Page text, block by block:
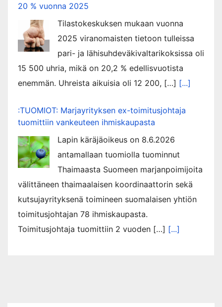
20 % vuonna 2025
Tilastokeskuksen mukaan vuonna
2025 viranomaisten tietoon tulleissa
pari- ja lähisuhdeväkivaltarikoksissa oli
15 500 uhria, mikä on 20,2 % edellisvuotista
enemmän. Uhreista aikuisia oli 12 200, […] [...]
:TUOMIOT: Marjayrityksen ex-toimitusjohtaja
tuomittiin vankeuteen ihmiskaupasta
Lapin käräjäoikeus on 8.6.2026
antamallaan tuomiolla tuominnut
Thaimaasta Suomeen marjanpoimijoita
välittäneen thaimaalaisen koordinaattorin sekä
kutsujayrityksenä toimineen suomalaisen yhtiön
toimitusjohtajan 78 ihmiskaupasta.
Toimitusjohtaja tuomittiin 2 vuoden […] [...]